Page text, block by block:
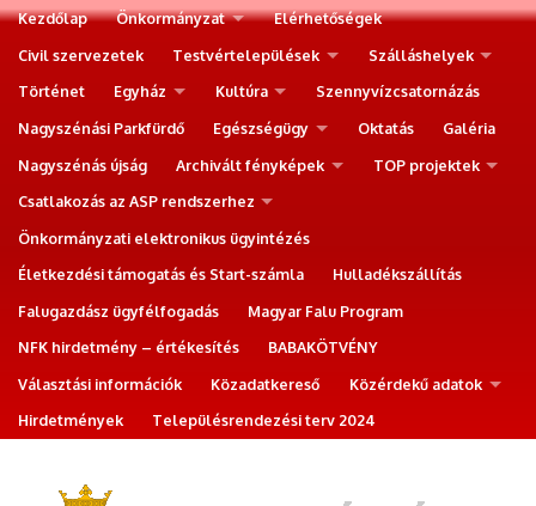
Kezdőlap Önkormányzat
Elérhetőségek
Civil szervezetek
Testvértelepülések
Szálláshelyek
Történet
Egyház Kultúra
Szennyvízcsatornázás
Nagyszénási Parkfürdő
Egészségügy Oktatás
Galéria
Nagyszénás újság
Archivált fényképek
TOP projektek
Csatlakozás az ASP rendszerhez
Önkormányzati elektronikus ügyintézés
Életkezdési támogatás és Start-számla
Hulladékszállítás
Falugazdász ügyfélfogadás
Magyar Falu Program
NFK hirdetmény – értékesítés
BABAKÖTVÉNY
Választási információk
Közadatkereső
Közérdekű adatok
Hirdetmények
Településrendezési terv 2024